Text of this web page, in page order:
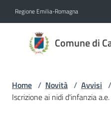
Regione Emilia-Romagna
Comune di
Comune
di Castel
D'ARGENTO
AL MERITO
Home / Novità / Avvisi /
Iscrizione ai nidi d'infanzia